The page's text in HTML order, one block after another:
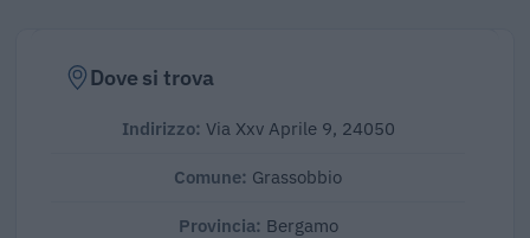
Dove si trova
Indirizzo: Via Xxv Aprile 9, 24050
Comune: Grassobbio
Provincia: Bergamo